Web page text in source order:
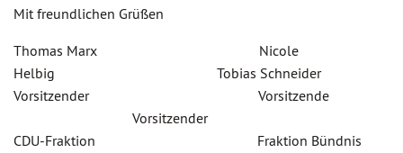
Mit freundlichen Grüßen
Thomas Marx Nicole
Helbig Tobias Schneider
Vorsitzender Vorsitzende
Vorsitzender
CDU-Fraktion Fraktion Bündnis